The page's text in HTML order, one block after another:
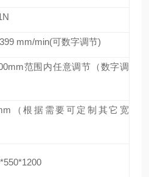
mm/min(可数字调节)
范围内任意调节（数字调
（根据需要可定制其它宽
*550*1200